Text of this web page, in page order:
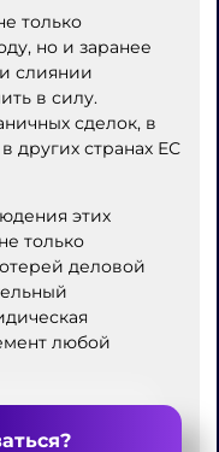
только
но и заранее
слиянии
в силу.
сделок, в
других странах ЕС
этих
только
деловой
любой